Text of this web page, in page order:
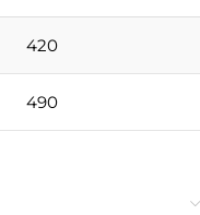
420
490